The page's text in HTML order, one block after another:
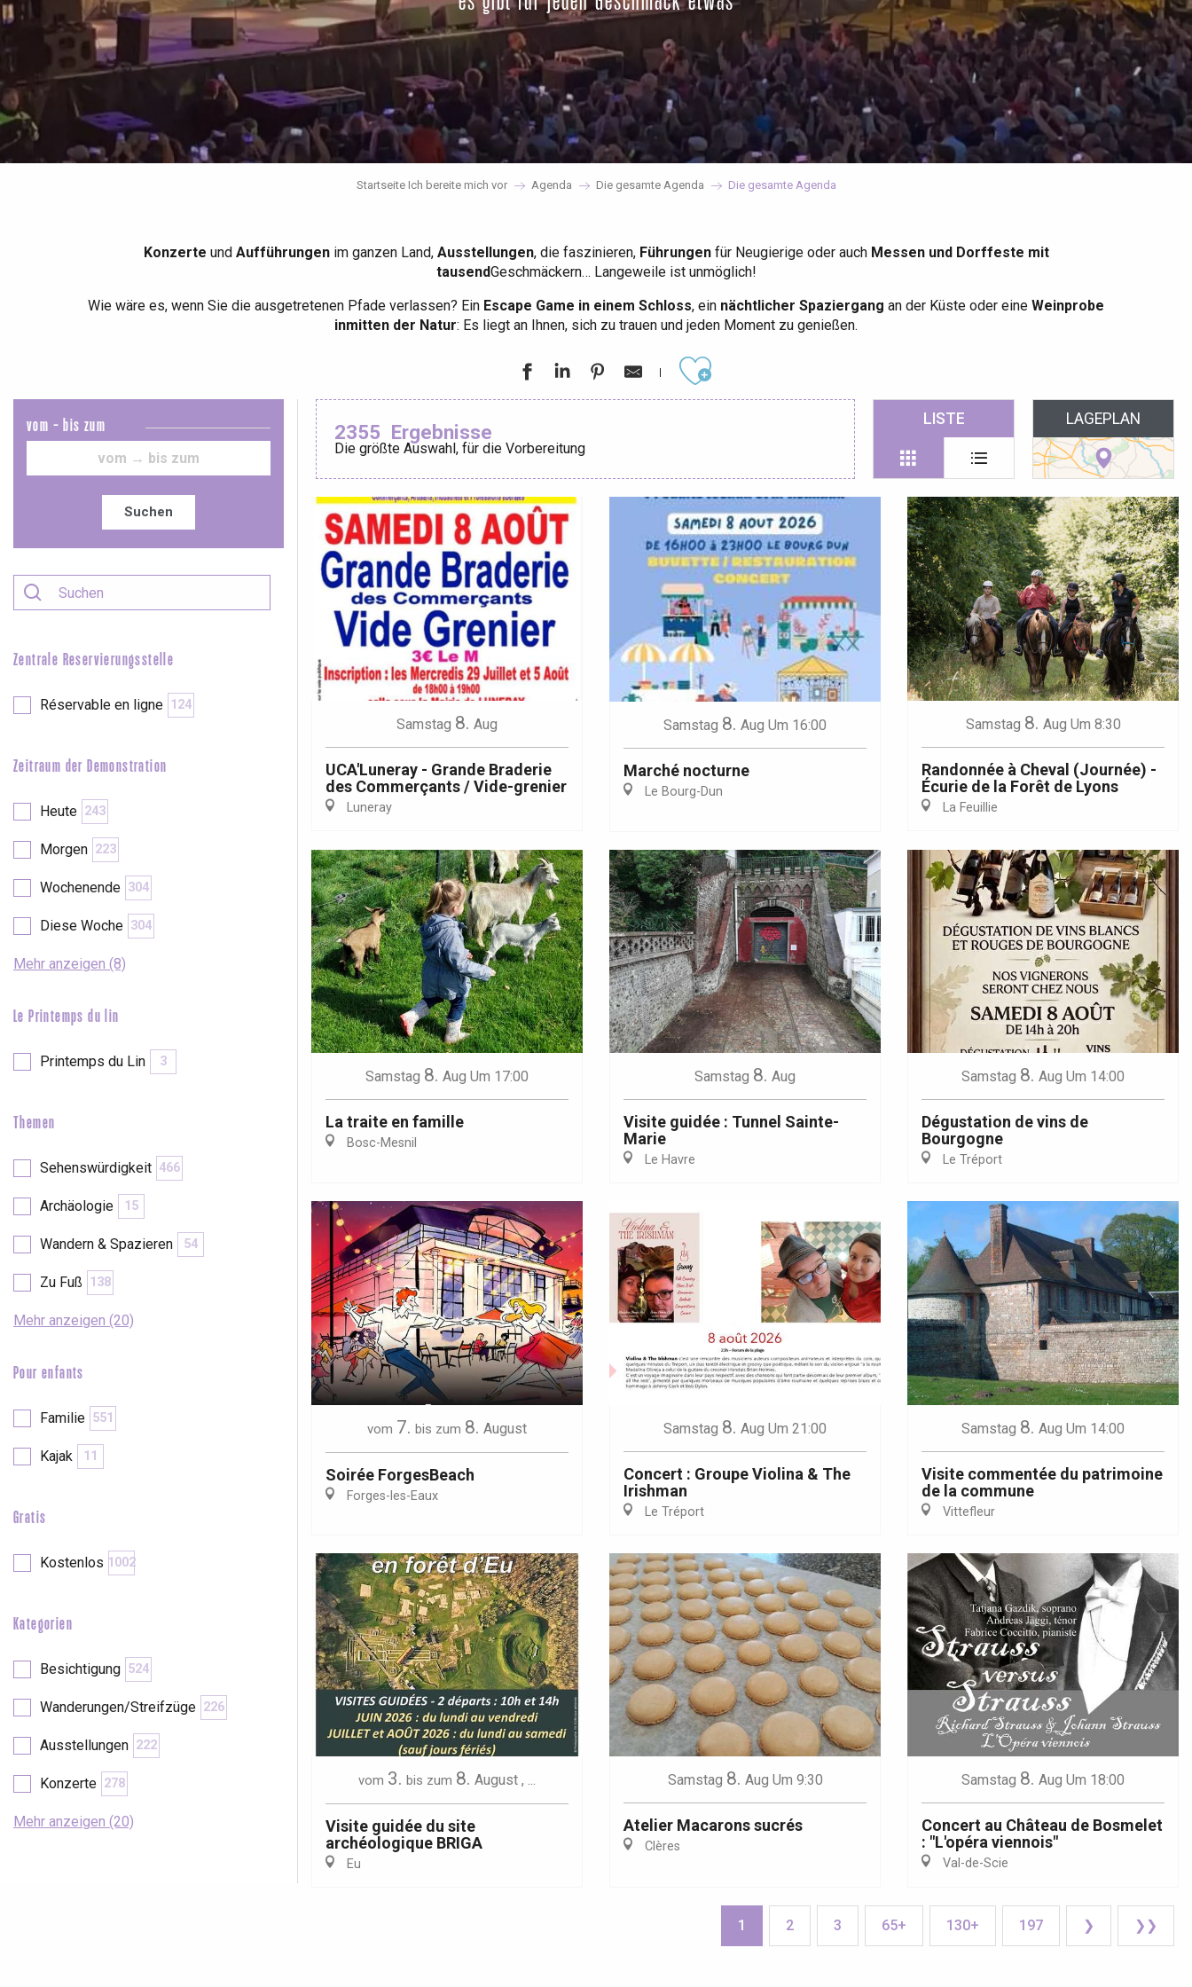
Lille 2h30
Seine
Duclair
Eu
Forges-les-Eaux
Criel-sur-Mer
Blangy-sur-Bresle
Dieppe
Die gesamte Agenda
Frühling
Wenn es regnet
Unter Freunden
Trendige Orte
Bester Brunch
Restaurants mit
Aufenthalte am Meer
Aufenthalte mit dem
Zug
Fahrradaufenthalte
Startseite Ich bereite mich vor Agenda Die gesamte Agenda Die gesamte Agenda
Konzerte und Aufführungenim ganzen Land, Ausstellungen, die faszinieren, Führungenfür Neugierige oder auch Messen und Dorffeste mit
tausendGeschmäckern… Langeweile ist unmöglich!
Wie wäre es, wenn Sie die ausgetretenen Pfade verlassen? Ein Escape Game in einem Schloss, ein nächtlicher Spaziergang an der Küste oder eine Weinprobe
inmitten der Natur: Es liegt an Ihnen, sich zu trauen und jeden Moment zu genießen.
Ajouter aux favoris
vom - bis zum
Suchen
Zentrale Reservierungsstelle
Réservable en ligne 124
Zeitraum der Demonstration
Heute 243
Morgen 223
Wochenende 304
Diese Woche 304
Mehr anzeigen (8)
Le Printemps du lin
Printemps du Lin 3
Themen
Sehenswürdigkeit 466
Archäologie 15
Wandern & Spazieren 54
Zu Fuß 138
Mehr anzeigen (20)
Pour enfants
Familie 551
Kajak 11
Gratis
Kostenlos 1002
Kategorien
Besichtigung 524
Wanderungen/Streifzüge 226
Ausstellungen 222
Konzerte 278
Mehr anzeigen (20)
2355 Ergebnisse
Die größte Auswahl, für die Vorbereitung
LISTE LAGEPLAN
Samstag 8. Aug
UCA'Luneray - Grande Braderie
des Commerçants / Vide-grenier
Luneray
Samstag 8. Aug Um 16:00
Marché nocturne
Le Bourg-Dun
Samstag 8. Aug Um 8:30
Randonnée à Cheval (Journée) -
Écurie de la Forêt de Lyons
La Feuillie
Samstag 8. Aug Um 17:00
La traite en famille
Bosc-Mesnil
Samstag 8. Aug
Visite guidée : Tunnel Sainte-
Marie
Le Havre
Samstag 8. Aug Um 14:00
Dégustation de vins de
Bourgogne
Le Tréport
vom 7. bis zum 8. August
Soirée ForgesBeach
Forges-les-Eaux
Samstag 8. Aug Um 21:00
Concert : Groupe Violina & The
Irishman
Le Tréport
Samstag 8. Aug Um 14:00
Visite commentée du patrimoine
de la commune
Vittefleur
vom 3. bis zum 8. August , ...
Visite guidée du site
archéologique BRIGA
Eu
Samstag 8. Aug Um 9:30
Atelier Macarons sucrés
Clères
Samstag 8. Aug Um 18:00
Concert au Château de Bosmelet
: "L'opéra viennois"
Val-de-Scie
1 2 3 65+ 130+ 197 ❯ ❯❯